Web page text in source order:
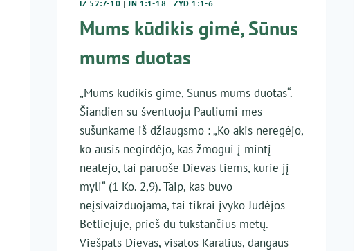
IZ 52:7-10 | JN 1:1-18 |ŽYD 1:1-6
Mums kūdikis gimė, Sūnus
mums duotas
„Mums kūdikis gimė, Sūnus mums duotas“.
Šiandien su šventuoju Pauliumi mes
sušunkame iš džiaugsmo : „Ko akis neregėjo,
ko ausis negirdėjo, kas žmogui į mintį
neatėjo, tai paruošė Dievas tiems, kurie jį
myli“ (1 Ko. 2,9). Taip, kas buvo
neįsivaizduojama, tai tikrai įvyko Judėjos
Betliejuje, prieš du tūkstančius metų.
Viešpats Dievas, visatos Karalius, dangaus